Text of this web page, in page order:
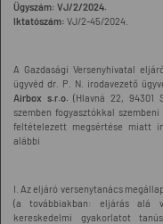
Ügyszám: VJ/2/2024.
Iktatószám: VJ/2-45/2024.
A Gazdasági Versenyhivatal
ügyvéd dr. P. N. irodavezető
Airbox s.r.o.(Hlavná 22, 94301
szemben fogyasztókkal
feltételezett megsértése miatt
alábbi
I. Az eljáró versenytanács
(a továbbiakban: eljárás alá
kereskedelmi gyakorlatot